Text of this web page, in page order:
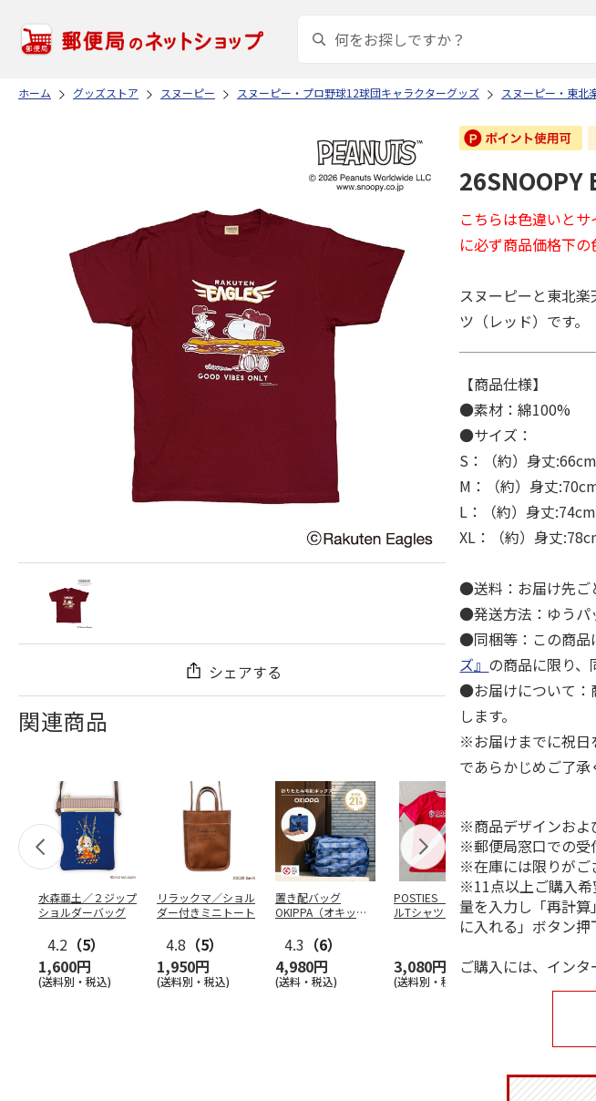
ホーム グッズストア スヌーピー スヌーピー・プロ野球12球団キャラクターグッズ スヌーピー・東北
シェアする
関連商品
水森亜土／２ジップ
ショルダーバッグ
4.2 （5）
1,600円
(送料別・税込)
リラックマ／ショル
ダー付きミニトート
4.8 （5）
1,950円
(送料別・税込)
置き配バッグ
OKIPPA（オキッ
4.3 （6）
4,980円
(送料・税込)
POSTIES オリジナ
ルTシャツ Sサイズ
3,080円
(送料別・税込)
アニメ『ジョジ
奇妙な冒険 黄金の
風』CITY POP…
4,939円
26SNOOPY
こちらは色違いと
に必ず商品価格下の
スヌーピーと東北
ツ（レッド）です。
【商品仕様】
●素材：綿100%
●サイズ：
S：（約）身丈
M：（約）身丈
L：（約）身丈
XL：（約）身丈
●送料：お届け先ご
●発送方法：ゆうパ
●同梱等：この商品
ズ』 の商品に限り、
●お届けについて：
します。
※お届けまでに祝日
であらかじめご了承
※商品デザインおよ
※郵便局窓口での受
※在庫には限りがご
※11点以上ご購入希
量を入力し「再計
に入れる」ボタン押
ご購入には、インタ